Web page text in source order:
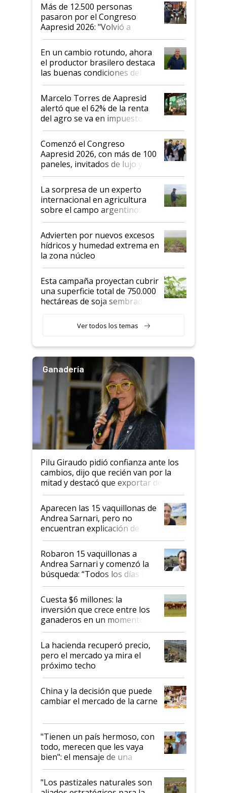
Más de 12.500 personas
pasaron por el Congreso
Aapresid 2026: "Volvió a
demostrar que hablar del
suelo es hablar de todo el
sistema productivo"
En un cambio rotundo, ahora
el productor brasilero destaca
las buenas condiciones del
agro argentino para invertir:
"Los veo más motivados"
Marcelo Torres de Aapresid
alertó que el 62% de la renta
del agro se va en impuestos:
"No es bueno que en
Argentina se sigan discutiendo
las mismas cosas de hace 50
años"
Comenzó el Congreso
Aapresid 2026, con más de 100
paneles, invitados de lujo y
todas las tendencias
La sorpresa de un experto
internacional en agricultura
sobre el campo argentino:
"Estoy muy impresionado"
Advierten por nuevos excesos
hídricos y humedad extrema en
la zona núcleo
Esta campaña proyectan cubrir
una superficie total de 750.000
hectáreas de soja sembradas
variedades que marcan un
salto tecnológico en genética y
Ver todos los temas
Ganadería
Pilu Giraudo pidió confianza ante los
cambios, dijo que recién van por la
mitad y destacó que exportar dejó de
ser "para unos pocos": "Tenemos un
mandato muy claro del gobierno
nacional"
Aparecen las 15 vaquillonas de
Andrea Sarnari, pero no
encuentran explicación de
cómo llegaron allí
Robaron 15 vaquillonas a
Andrea Sarnari y comenzó la
búsqueda: “Todos los días le
toca a algún productor”
Cuesta $6 millones: la
inversión que crece entre los
ganaderos en un momento
histórico para la actividad
La hacienda recuperó precio,
pero el mercado ya mira el
próximo techo
China y la decisión que puede
cambiar el mercado de la carne
"Tienen un país hermoso, con
todo, merecen que les vaya
bien": el mensaje de una
ganadera uruguaya sobre las
oportunidades que se abren
para el agro en Argentina, con
"Los pastizales naturales son